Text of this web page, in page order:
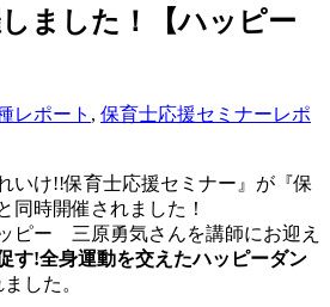
ました！【ハッピー
レポート , 保育士応援セミナーレポ
いけ!!保育士応援セミナー』が『保
同時開催されました！
ピー 三原勇気さんを講師にお迎え
す!全身運動を交えたハッピーダン
した。